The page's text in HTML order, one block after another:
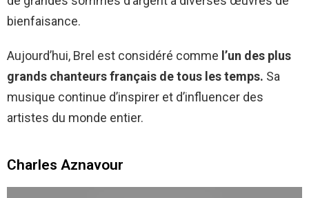
bienfaisance.
Aujourd’hui, Brel est considéré comme l’un des plus
grands chanteurs français de tous les temps. Sa
musique continue d’inspirer et d’influencer des
artistes du monde entier.
Charles Aznavour